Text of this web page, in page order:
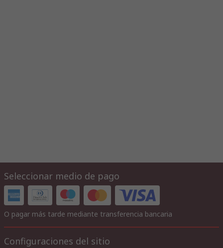
Seleccionar medio de pago
O pagar más tarde mediante transferencia bancaria
Configuraciones del sitio